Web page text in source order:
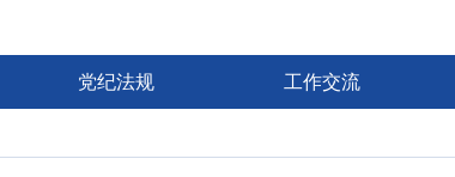
党纪法规 工作交流